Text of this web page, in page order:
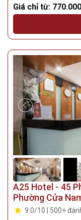
Giá chỉ từ:
A25 Hotel - 45
Phường Cửa
9.0/10 | 500+